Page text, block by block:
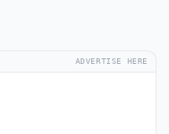
ADVERTISE HERE